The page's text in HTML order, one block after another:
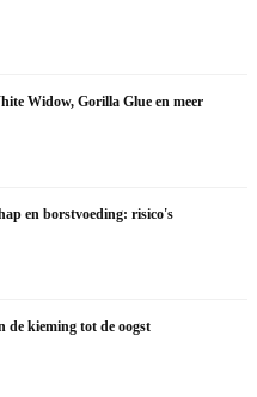
Widow, Gorilla Glue en meer
en borstvoeding: risico's
de kieming tot de oogst